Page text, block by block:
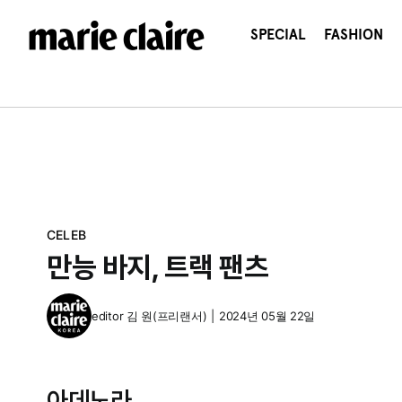
건
SPECIAL FASHION
CELEB
만능 바지, 트랙 팬츠
editor 김 원(프리랜서) 2024년 05월 22일